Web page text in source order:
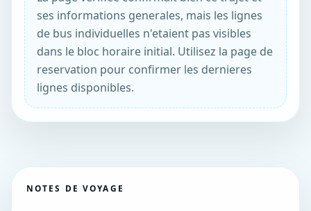
ses informations generales, mais les lignes
de bus individuelles n'etaient pas visibles
dans le bloc horaire initial. Utilisez la page de
reservation pour confirmer les dernieres
lignes disponibles.
NOTES DE VOYAGE